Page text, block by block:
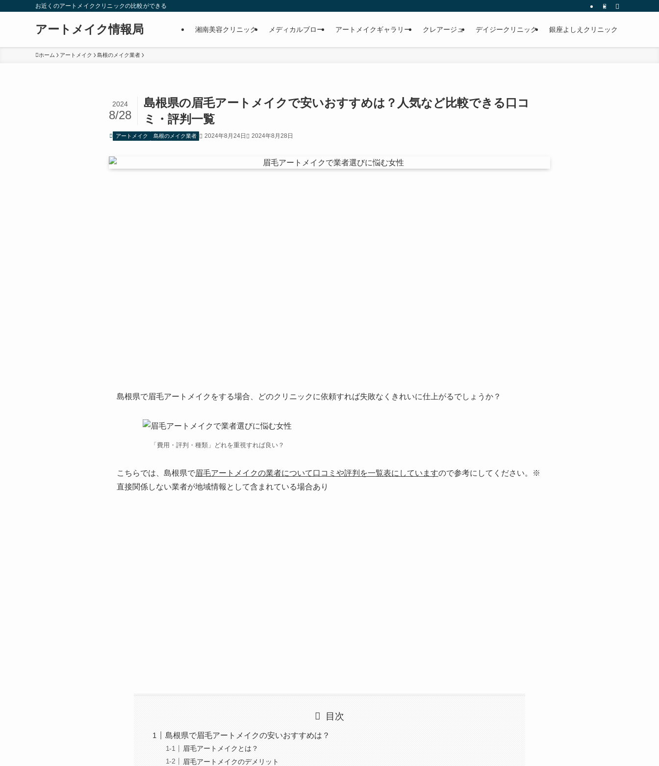
お近くのアートメイククリニックの比較ができる
アートメイク情報局 湘南美容クリニック メディカルブロー アートメイクギャラリー クレアージュ デイジークリニック 銀座よしえクリニック
ホーム アートメイク 島根のメイク業者
島根県の眉毛アートメイクで安いおすすめは？人気など比較できる口コ
ミ・評判一覧
2024
8/28
アートメイク 島根のメイク業者 2024年8月24日 2024年8月28日
島根県で眉毛アートメイクをする場合、 どのクリニックに依頼すれば失敗なくきれいに仕上がるでしょうか？
「費用・評判・種類」どれを重視すれば良い？
こちらでは、島根県で眉毛アートメイクの業者について口コミや評判を一覧表にしていますので参考にしてください。※
直接関係しない業者が地域情報として含まれている場合あり
目次
島根県で眉毛アートメイクの安いおすすめは？
眉毛アートメイクとは？
眉毛アートメイクのデメリット